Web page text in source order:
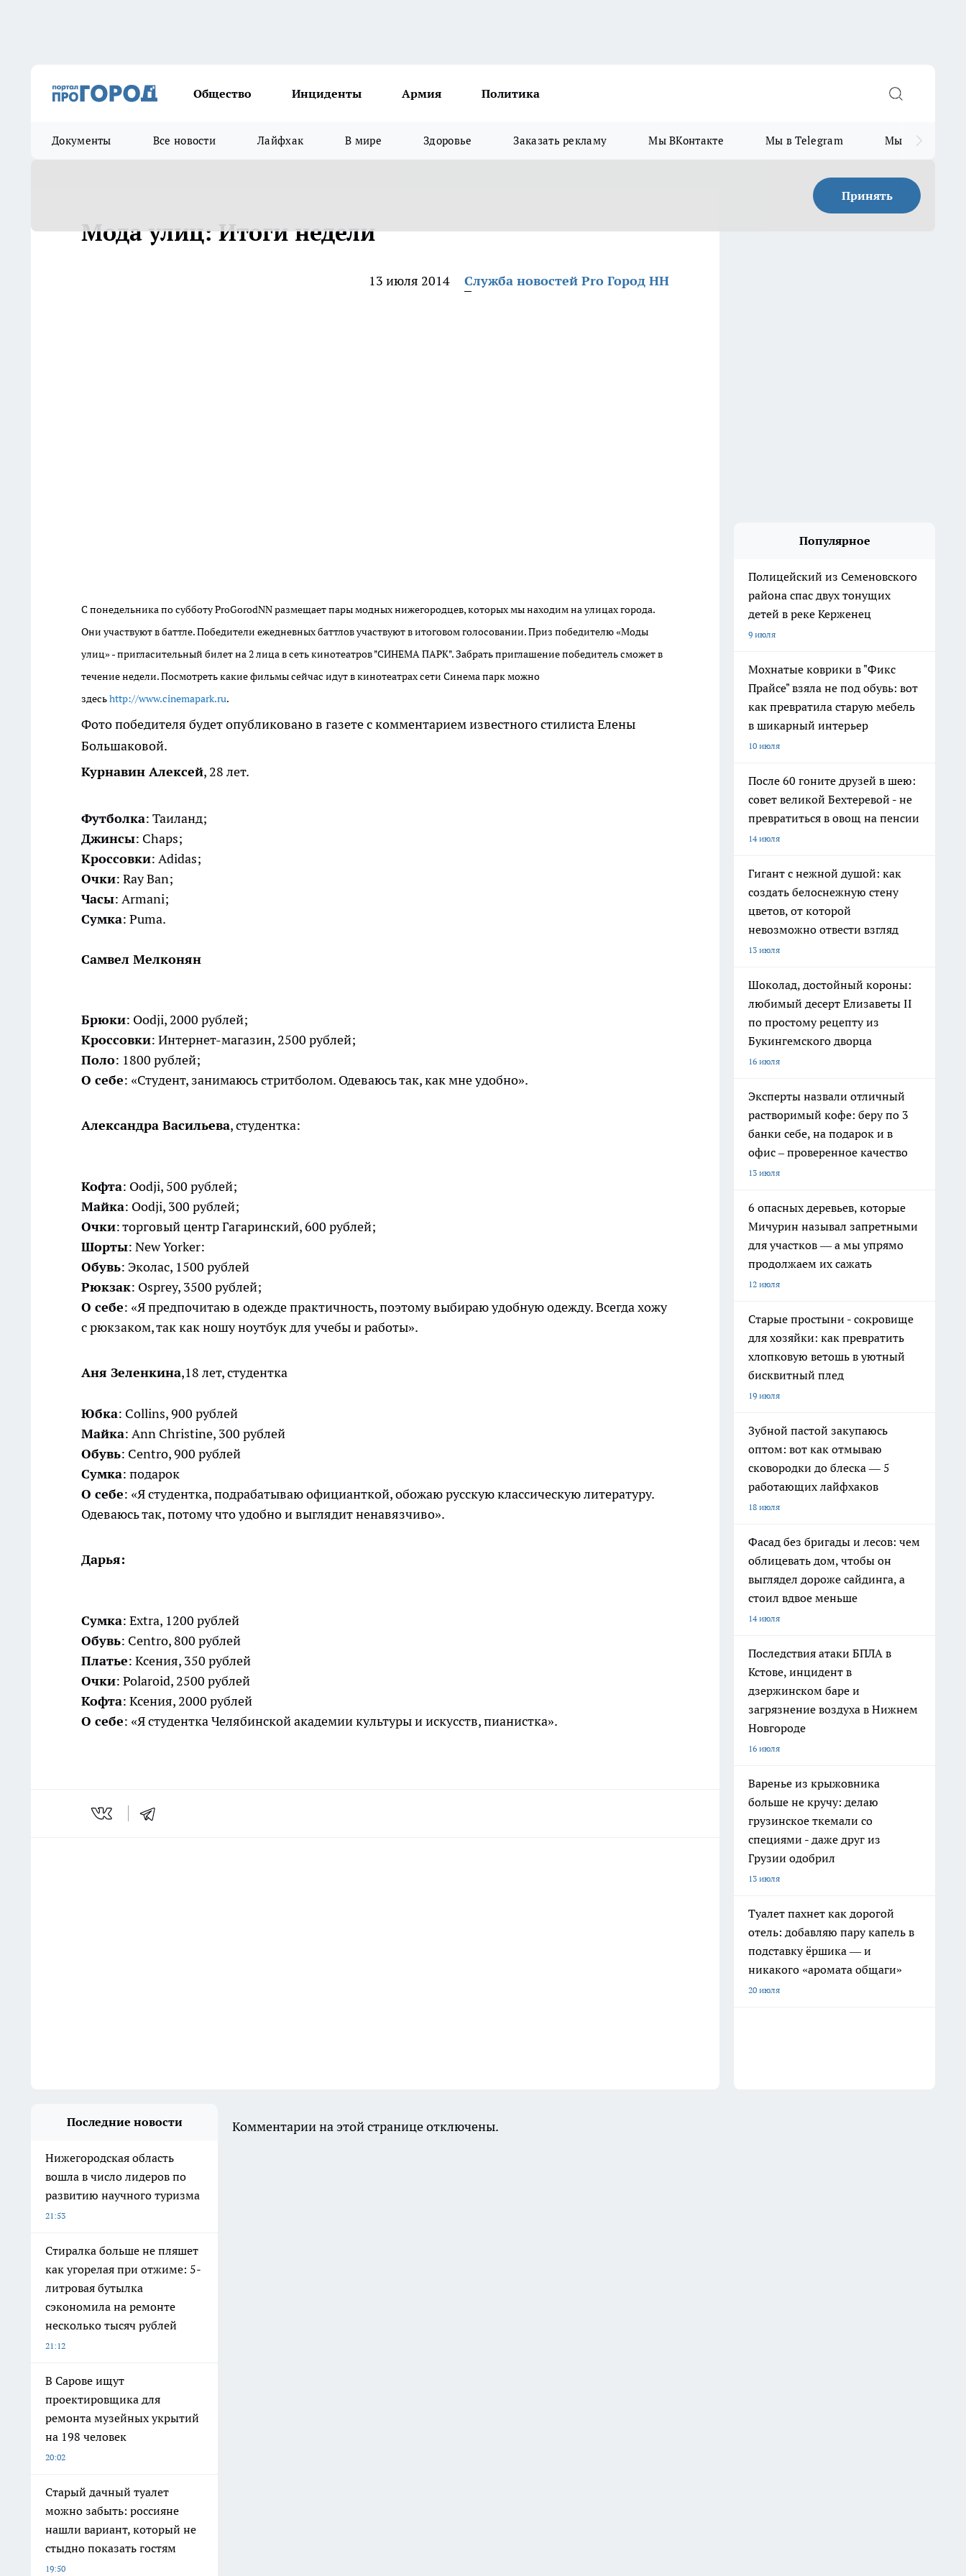
Общество Инциденты Армия Политика
Документы Все новости Лайфхак В мире Здоровье Заказать рекламу Мы ВКонтакте Мы в Telegram Мы в MAX
Принять
Мода улиц: Итоги недели
13 июля 2014 Служба новостей Pro Город НН
С понедельника по субботу ProGorodNN размещает пары модных нижегородцев, которых мы находим на улицах города.
Они участвуют в баттле. Победители ежедневных баттлов участвуют в итоговом голосовании. Приз победителю «Моды
улиц» - пригласительный билет на 2 лица в сеть кинотеатров "СИНЕМА ПАРК". Забрать приглашение победитель сможет в
течение недели. Посмотреть какие фильмы сейчас идут в кинотеатрах сети Синема парк можно
здесьhttp://www.cinemapark.ru.
Фото победителя будет опубликовано в газете с комментарием известного стилиста Елены
Большаковой.
Курнавин Алексей, 28 лет.
Футболка: Таиланд;
Джинсы: Chaps;
Кроссовки: Adidas;
Очки: Ray Ban;
Часы: Armani;
Сумка: Puma.
Самвел Мелконян
Брюки: Oodji, 2000 рублей;
Кроссовки: Интернет-магазин, 2500 рублей;
Поло: 1800 рублей;
О себе: «Студент, занимаюсь стритболом. Одеваюсь так, как мне удобно».
Александра Васильева, студентка:
Кофта: Oodji, 500 рублей;
Майка: Oodji, 300 рублей;
Очки: торговый центр Гагаринский, 600 рублей;
Шорты: New Yorker:
Обувь: Эколас, 1500 рублей
Рюкзак: Osprey, 3500 рублей;
О себе: «Я предпочитаю в одежде практичность, поэтому выбираю удобную одежду. Всегда хожу
с рюкзаком, так как ношу ноутбук для учебы и работы».
Аня Зеленкина,18 лет, студентка
Юбка: Collins, 900 рублей
Майка: Ann Christine, 300 рублей
Обувь: Centro, 900 рублей
Сумка: подарок
О себе: «Я студентка, подрабатываю официанткой, обожаю русскую классическую литературу.
Одеваюсь так, потому что удобно и выглядит ненавязчиво».
Дарья:
Сумка: Extra, 1200 рублей
Обувь: Centro, 800 рублей
Платье: Ксения, 350 рублей
Очки: Polaroid, 2500 рублей
Кофта: Ксения, 2000 рублей
О себе: «Я студентка Челябинской академии культуры и искусств, пианистка».
Популярное
Полицейский из Семеновского
района спас двух тонущих
детей в реке Керженец
9 июля
Мохнатые коврики в "Фикс
Прайсе" взяла не под обувь: вот
как превратила старую мебель
в шикарный интерьер
10 июля
После 60 гоните друзей в шею:
совет великой Бехтеревой - не
превратиться в овощ на пенсии
14 июля
Гигант с нежной душой: как
создать белоснежную стену
цветов, от которой
невозможно отвести взгляд
13 июля
Шоколад, достойный короны:
любимый десерт Елизаветы II
по простому рецепту из
Букингемского дворца
16 июля
Эксперты назвали отличный
растворимый кофе: беру по 3
банки себе, на подарок и в
офис – проверенное качество
13 июля
6 опасных деревьев, которые
Мичурин называл запретными
для участков — а мы упрямо
продолжаем их сажать
12 июля
Старые простыни - сокровище
для хозяйки: как превратить
хлопковую ветошь в уютный
бисквитный плед
19 июля
Зубной пастой закупаюсь
оптом: вот как отмываю
сковородки до блеска — 5
работающих лайфхаков
18 июля
Фасад без бригады и лесов: чем
облицевать дом, чтобы он
выглядел дороже сайдинга, а
стоил вдвое меньше
14 июля
Последствия атаки БПЛА в
Кстове, инцидент в
дзержинском баре и
загрязнение воздуха в Нижнем
Новгороде
16 июля
Варенье из крыжовника
больше не кручу: делаю
грузинское ткемали со
специями - даже друг из
Грузии одобрил
13 июля
Туалет пахнет как дорогой
отель: добавляю пару капель в
подставку ёршика — и
никакого «аромата общаги»
20 июля
Последние новости
Нижегородская область
вошла в число лидеров по
развитию научного туризма
21:53
Стиралка больше не пляшет
как угорелая при отжиме: 5-
литровая бутылка
сэкономила на ремонте
несколько тысяч рублей
21:12
В Сарове ищут
проектировщика для
ремонта музейных укрытий
на 198 человек
20:02
Старый дачный туалет
можно забыть: россияне
нашли вариант, который не
стыдно показать гостям
19:50
Комментарии на этой странице отключены.